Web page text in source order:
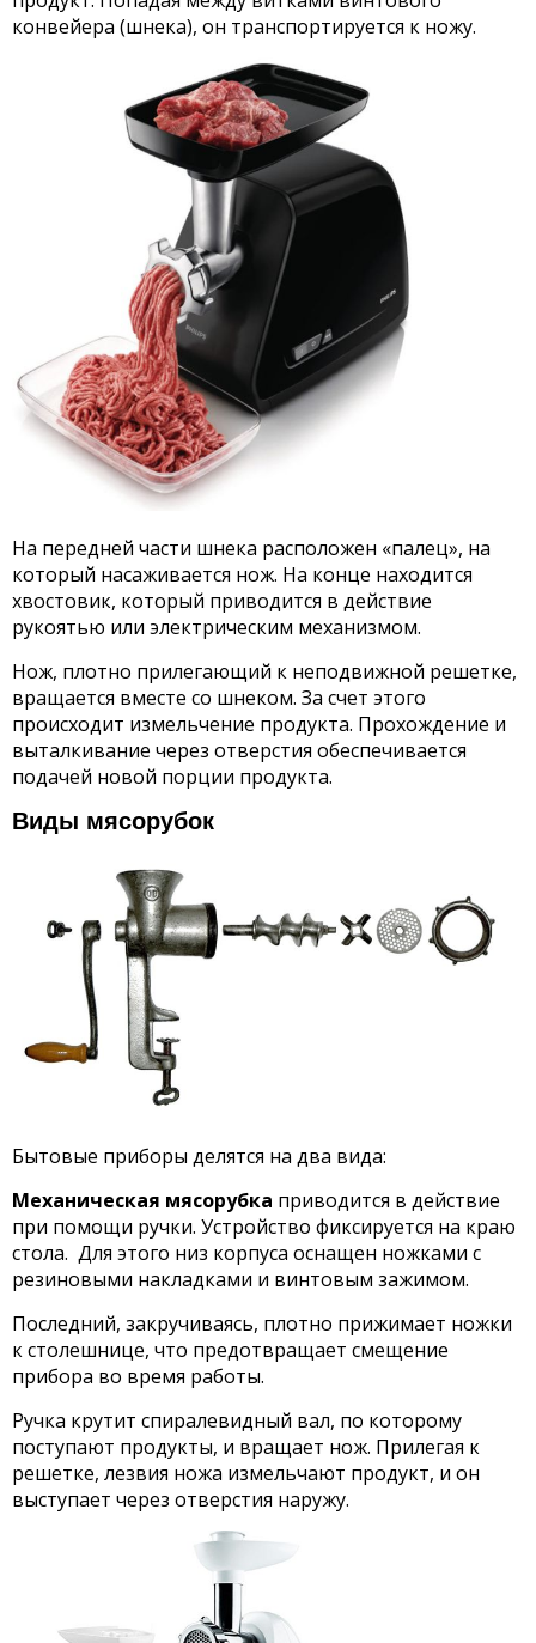
конвейера (шнека), он транспортируется к ножу.
На передней части шнека расположен «палец», на
который насаживается нож. На конце находится
хвостовик, который приводится в действие
рукоятью или электрическим механизмом.
Нож, плотно прилегающий к неподвижной решетке,
вращается вместе со шнеком. За счет этого
происходит измельчение продукта. Прохождение и
выталкивание через отверстия обеспечивается
подачей новой порции продукта.
Виды мясорубок
Бытовые приборы делятся на два вида:
Механическая мясорубка приводится в действие
при помощи ручки. Устройство фиксируется на краю
стола. Для этого низ корпуса оснащен ножками с
резиновыми накладками и винтовым зажимом.
Последний, закручиваясь, плотно прижимает ножки
к столешнице, что предотвращает смещение
прибора во время работы.
Ручка крутит спиралевидный вал, по которому
поступают продукты, и вращает нож. Прилегая к
решетке, лезвия ножа измельчают продукт, и он
выступает через отверстия наружу.